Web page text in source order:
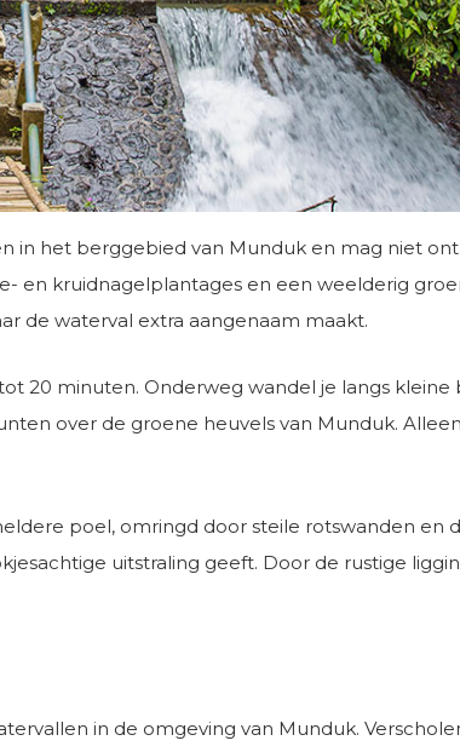
in het berggebied van Munduk en mag niet
en kruidnagelplantages en een weelderig
de waterval extra aangenaam maakt.
20 minuten. Onderweg wandel je langs
over de groene heuvels van Munduk.
poel, omringd door steile rotswanden en
uitstraling geeft. Door de rustige
in de omgeving van Munduk.